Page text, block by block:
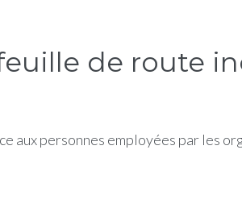
de route
personnes employées par les